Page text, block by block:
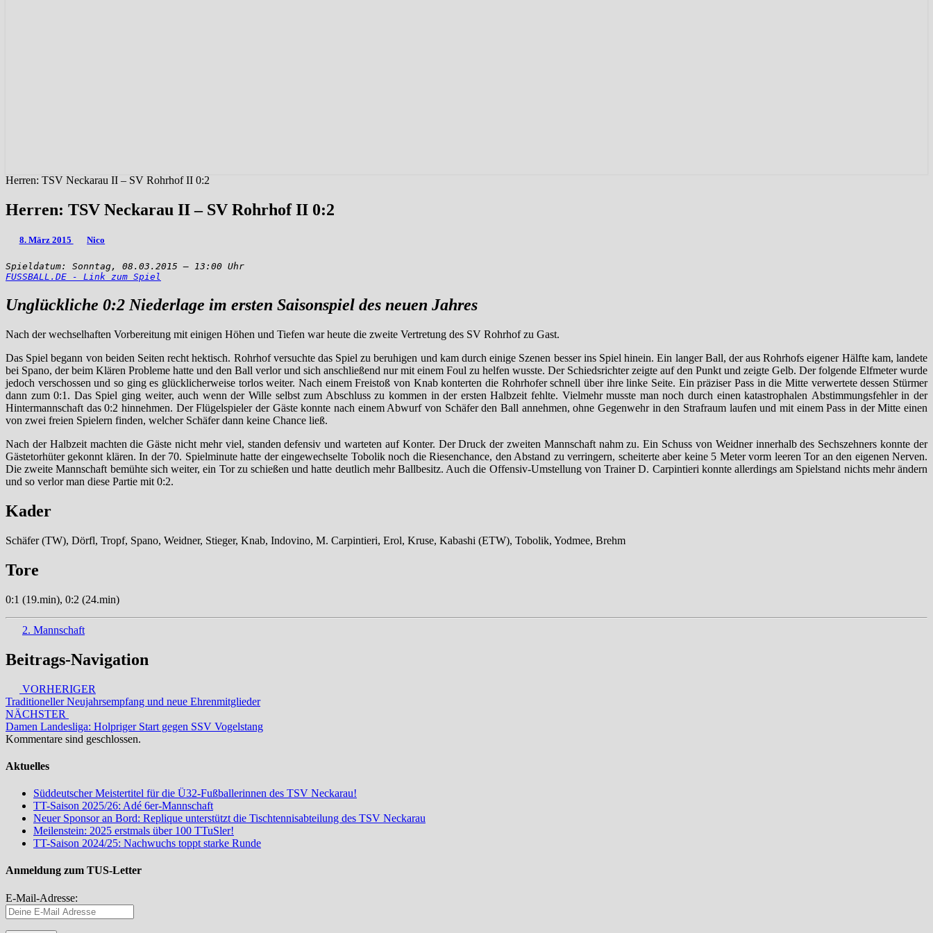
Herren: TSV Neckarau II – SV Rohrhof II 0:2
Herren: TSV Neckarau II – SV Rohrhof II 0:2
8. März 2015 Nico
FUSSBALL.DE - Link zum Spiel
Unglückliche 0:2 Niederlage im ersten Saisonspiel des neuen Jahres
Nach der wechselhaften Vorbereitung mit einigen Höhen und Tiefen war heute die zweite Vertretung des SV Rohrhof zu Gast.
Das Spiel begann von beiden Seiten recht hektisch. Rohrhof versuchte das Spiel zu beruhigen und kam durch einige Szenen besser ins Spiel hinein. Ein langer Ball, der aus Rohrhofs eigener Hälfte kam, landete
bei Spano, der beim Klären Probleme hatte und den Ball verlor und sich anschließend nur mit einem Foul zu helfen wusste. Der Schiedsrichter zeigte auf den Punkt und zeigte Gelb. Der folgende Elfmeter wurde
jedoch verschossen und so ging es glücklicherweise torlos weiter. Nach einem Freistoß von Knab konterten die Rohrhofer schnell über ihre linke Seite. Ein präziser Pass in die Mitte verwertete dessen Stürmer
dann zum 0:1. Das Spiel ging weiter, auch wenn der Wille selbst zum Abschluss zu kommen in der ersten Halbzeit fehlte. Vielmehr musste man noch durch einen katastrophalen Abstimmungsfehler in der
Hintermannschaft das 0:2 hinnehmen. Der Flügelspieler der Gäste konnte nach einem Abwurf von Schäfer den Ball annehmen, ohne Gegenwehr in den Strafraum laufen und mit einem Pass in der Mitte einen
von zwei freien Spielern finden, welcher Schäfer dann keine Chance ließ.
Nach der Halbzeit machten die Gäste nicht mehr viel, standen defensiv und warteten auf Konter. Der Druck der zweiten Mannschaft nahm zu. Ein Schuss von Weidner innerhalb des Sechszehners konnte der
Gästetorhüter gekonnt klären. In der 70. Spielminute hatte der eingewechselte Tobolik noch die Riesenchance, den Abstand zu verringern, scheiterte aber keine 5 Meter vorm leeren Tor an den eigenen Nerven.
Die zweite Mannschaft bemühte sich weiter, ein Tor zu schießen und hatte deutlich mehr Ballbesitz. Auch die Offensiv-Umstellung von Trainer D. Carpintieri konnte allerdings am Spielstand nichts mehr ändern
und so verlor man diese Partie mit 0:2.
Kader
Schäfer (TW), Dörfl, Tropf, Spano, Weidner, Stieger, Knab, Indovino, M. Carpintieri, Erol, Kruse, Kabashi (ETW), Tobolik, Yodmee, Brehm
Tore
0:1 (19.min), 0:2 (24.min)
2. Mannschaft
Beitrags-Navigation
VORHERIGER
Traditioneller Neujahrsempfang und neue Ehrenmitglieder
NÄCHSTER
Damen Landesliga: Holpriger Start gegen SSV Vogelstang
Kommentare sind geschlossen.
Aktuelles
Süddeutscher Meistertitel für die Ü32-Fußballerinnen des TSV Neckarau!
TT-Saison 2025/26: Adé 6er-Mannschaft
Neuer Sponsor an Bord: Replique unterstützt die Tischtennisabteilung des TSV Neckarau
Meilenstein: 2025 erstmals über 100 TTuSler!
TT-Saison 2024/25: Nachwuchs toppt starke Runde
Anmeldung zum TUS-Letter
E-Mail-Adresse: